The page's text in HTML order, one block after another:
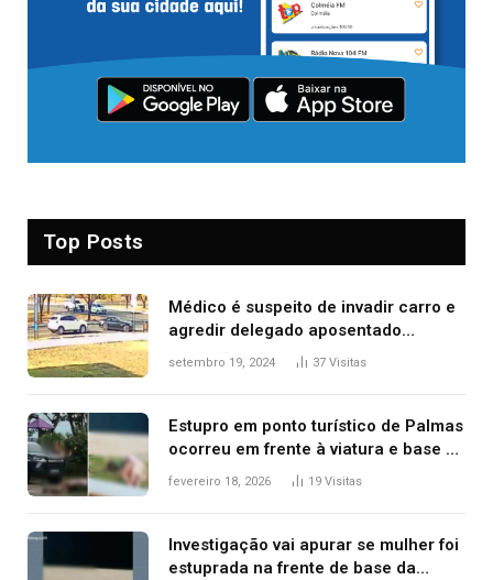
Top Posts
Médico é suspeito de invadir carro e
agredir delegado aposentado
durante confusão no trânsito
setembro 19, 2024 37 Visitas
Estupro em ponto turístico de Palmas
ocorreu em frente à viatura e base de
segurança; polícia investiga
fevereiro 18, 2026 19 Visitas
Investigação vai apurar se mulher foi
estuprada na frente de base da